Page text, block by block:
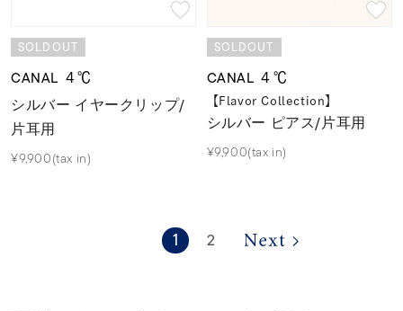
SOLDOUT
CANAL ４℃
シルバー イヤークリップ/
片耳用
¥9,900(tax in)
SOLDOUT
CANAL ４℃
【Flavor Collection】
シルバー ピアス/片耳用
¥9,900(tax in)
1 2